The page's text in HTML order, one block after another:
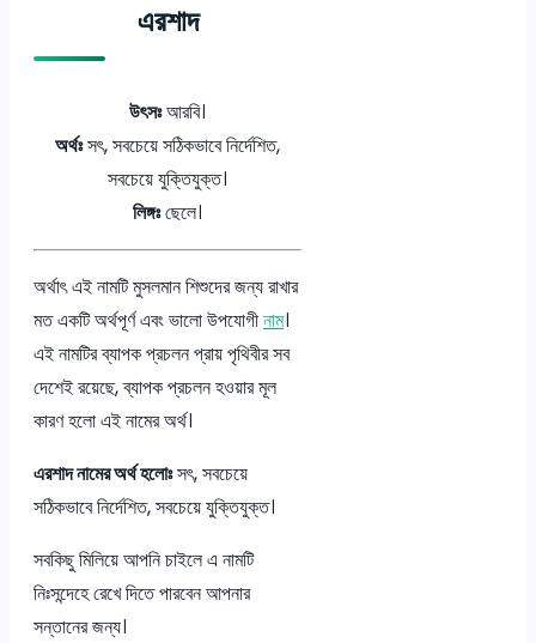
এরশাদ
উৎসঃআরবি।
অর্থঃসৎ, সবচেয়ে সঠিকভাবে নির্দেশিত,
সবচেয়ে যুক্তিযুক্ত।
লিঙ্গঃছেলে।
অর্থাৎ এই নামটি মুসলমান শিশুদের জন্য রাখার
মত একটি অর্থপূর্ণ এবং ভালো উপযোগীনাম।
এই নামটির ব্যাপক প্রচলন প্রায় পৃথিবীর সব
দেশেই রয়েছে, ব্যাপক প্রচলন হওয়ার মূল
কারণ হলো এই নামের অর্থ।
এরশাদ নামের অর্থ হলোঃসৎ, সবচেয়ে
সঠিকভাবে নির্দেশিত, সবচেয়ে যুক্তিযুক্ত।
সবকিছু মিলিয়ে আপনি চাইলে এ নামটি
নিঃসন্দেহে রেখে দিতে পারবেন আপনার
সন্তানের জন্য।